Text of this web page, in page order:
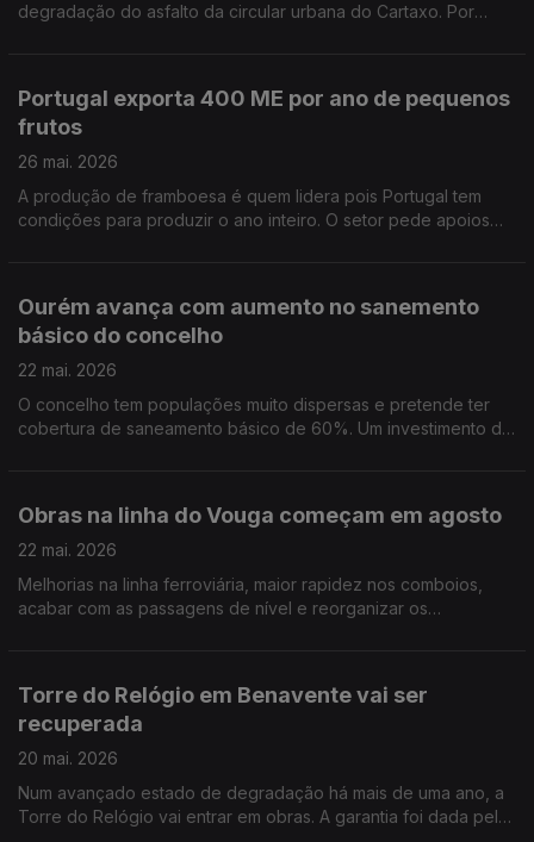
degradação do asfalto da circular urbana do Cartaxo. Por
Portugal exporta 400 ME por ano de pequenos
frutos
26 mai. 2026
A produção de framboesa é quem lidera pois Portugal tem
condições para produzir o ano inteiro. O setor pede apoios
Ourém avança com aumento no sanemento
básico do concelho
22 mai. 2026
O concelho tem populações muito dispersas e pretende ter
cobertura de saneamento básico de 60%. Um investimento de
Obras na linha do Vouga começam em agosto
22 mai. 2026
Melhorias na linha ferroviária, maior rapidez nos comboios,
acabar com as passagens de nível e reorganizar os
Torre do Relógio em Benavente vai ser
recuperada
20 mai. 2026
Num avançado estado de degradação há mais de uma ano, a
Torre do Relógio vai entrar em obras. A garantia foi dada pela